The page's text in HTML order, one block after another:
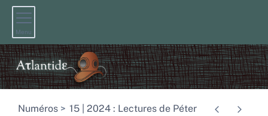
Menu
Numéros
15 | 2024 : Lectures de Péter